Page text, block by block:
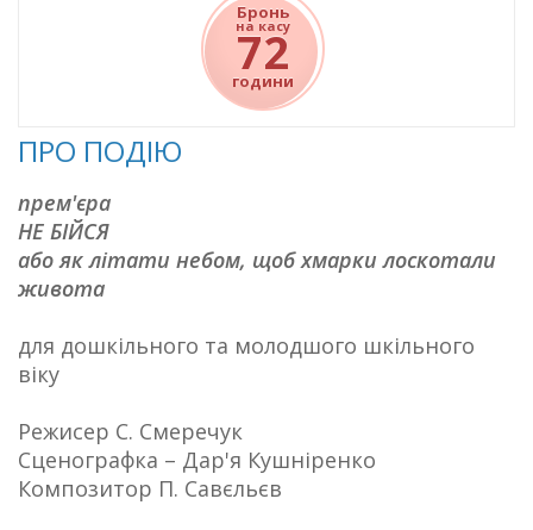
Бронь
на касу
72
години
ПРО ПОДІЮ
прем'єра
НЕ БІЙСЯ
або як літати небом, щоб хмарки лоскотали
живота
для дошкільного та молодшого шкільного
віку
Режисер С. Смеречук
Сценографка – Дар'я Кушніренко
Композитор П. Савєльєв